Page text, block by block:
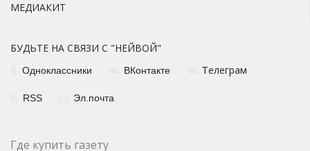
МЕДИАКИТ
БУДЬТЕ НА СВЯЗИ С "НЕЙВОЙ"
Одноклассники ВКонтакте Телеграм
RSS Эл.почта
Где купить газету